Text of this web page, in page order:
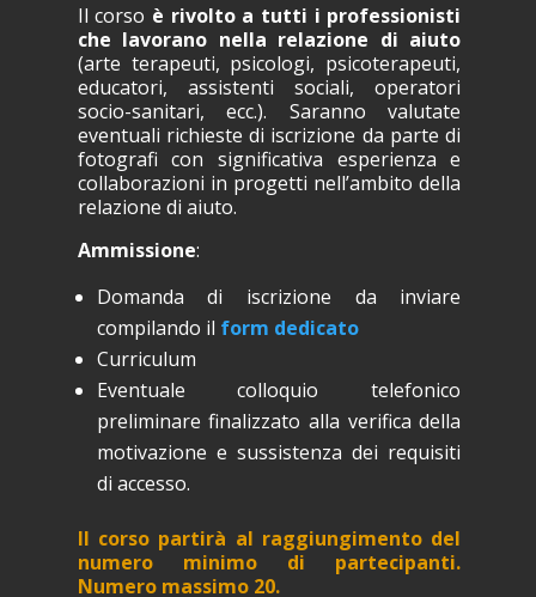
Il corso è rivolto a tutti i professionisti
che lavorano nella relazione di aiuto
(arte terapeuti, psicologi, psicoterapeuti,
educatori, assistenti sociali, operatori
socio-sanitari, ecc.). Saranno valutate
eventuali richieste di iscrizione da parte di
fotografi con significativa esperienza e
collaborazioni in progetti nell’ambito della
relazione di aiuto.
Ammissione:
Domanda di iscrizione da inviare
compilando il form dedicato
Curriculum
Eventuale colloquio telefonico
preliminare finalizzato alla verifica della
motivazione e sussistenza dei requisiti
di accesso.
Il corso partirà al raggiungimento del
numero minimo di partecipanti.
Numero massimo 20.